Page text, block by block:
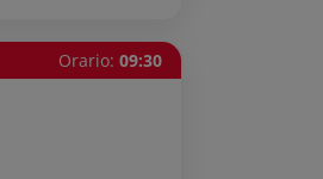
Orario:09:30